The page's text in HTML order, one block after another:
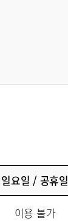
일요일 / 공휴일
이용 불가